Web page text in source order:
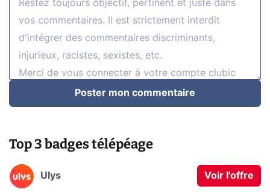
Poster mon commentaire
Top 3 badges télépéage
Ulys Voir l'offre